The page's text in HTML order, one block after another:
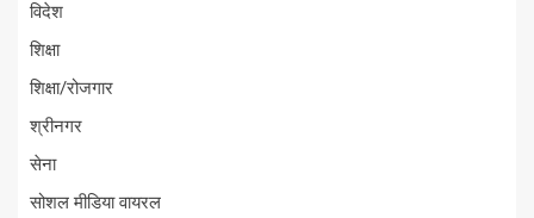
विदेश
शिक्षा
शिक्षा/रोजगार
श्रीनगर
सेना
सोशल मीडिया वायरल